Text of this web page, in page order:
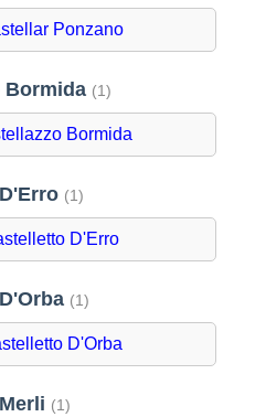
Ponzano
Bormida (1)
Bormida
(1)
D'Erro
(1)
D'Orba
(1)